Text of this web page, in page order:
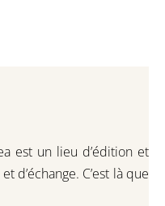
est un lieu d’édition et
et d’échange. C’est là que